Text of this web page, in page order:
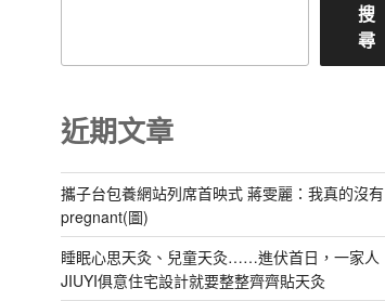
搜
尋
近期文章
攜子台包養網站列席首映式 蔣雯麗：我真的沒有
pregnant(圖)
睡眠心思天灸、兒童天灸……進伏首日，一家人
JIUYI俱意住宅設計就要整整齊齊貼天灸